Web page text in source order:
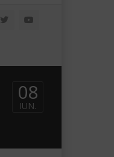
08
IUN.